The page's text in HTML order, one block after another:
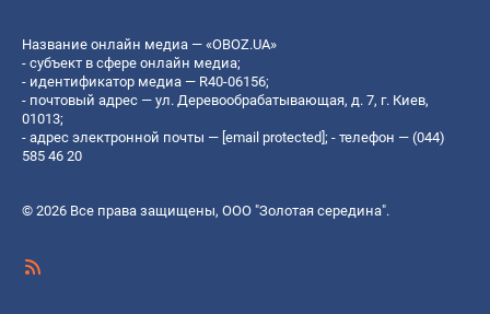
Название онлайн медиа — «OBOZ.UA»
- субъект в сфере онлайн медиа;
- идентификатор медиа — R40-06156;
- почтовый адрес — ул. Деревообрабатывающая, д. 7, г. Киев,
01013;
- адрес электронной почты — [email protected] ; - телефон — (044)
585 46 20
© 2026 Все права защищены, ООО "Золотая середина".